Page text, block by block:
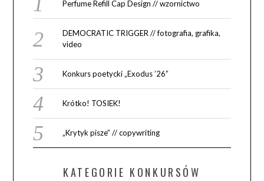
Perfume Refill Cap Design // wzornictwo
DEMOCRATIC TRIGGER // fotografia, grafika,
video
Konkurs poetycki „Exodus ’26”
Krótko! TOSIEK!
„Krytyk pisze” // copywriting
KATEGORIE KONKURSÓW